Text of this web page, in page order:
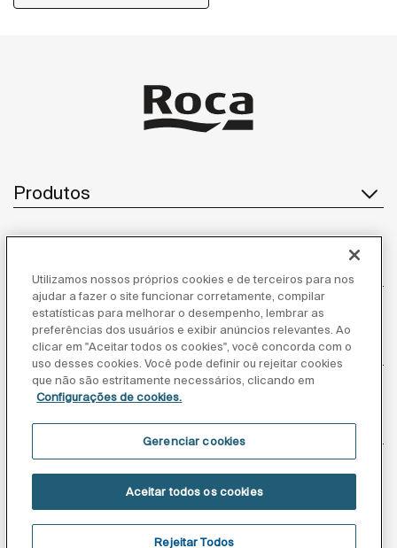
crianças, garantindo segurança e conforto no uso
Produtos
Atendimento ao cliente
Sobre nós
Inspiração
Siga-nos
Utilizamos nossos próprios cookies e de terceiros para nos
ajudar a fazer o site funcionar corretamente, compilar
estatísticas para melhorar o desempenho, lembrar as
preferências dos usuários e exibir anúncios relevantes. Ao
clicar em "Aceitar todos os cookies", você concorda com o
uso desses cookies. Você pode definir ou rejeitar cookies
que não são estritamente necessários, clicando em
Configurações de cookies.
Gerenciar cookies
Rejeitar Todos
Aceitar todos os cookies